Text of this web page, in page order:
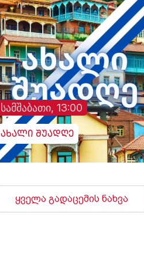
სამშაბათი, 13:00
ახალი შუადღე
ყველა გადაცემის ნახვა